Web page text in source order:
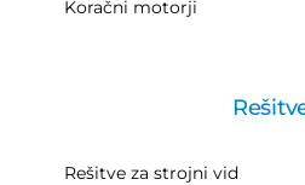
Koračni motorji
Rešitve za strojni vid